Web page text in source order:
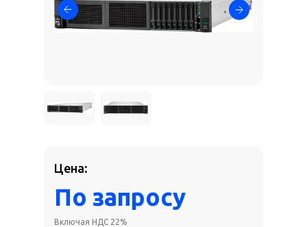
Цена:
По запросу
Включая НДС 22%